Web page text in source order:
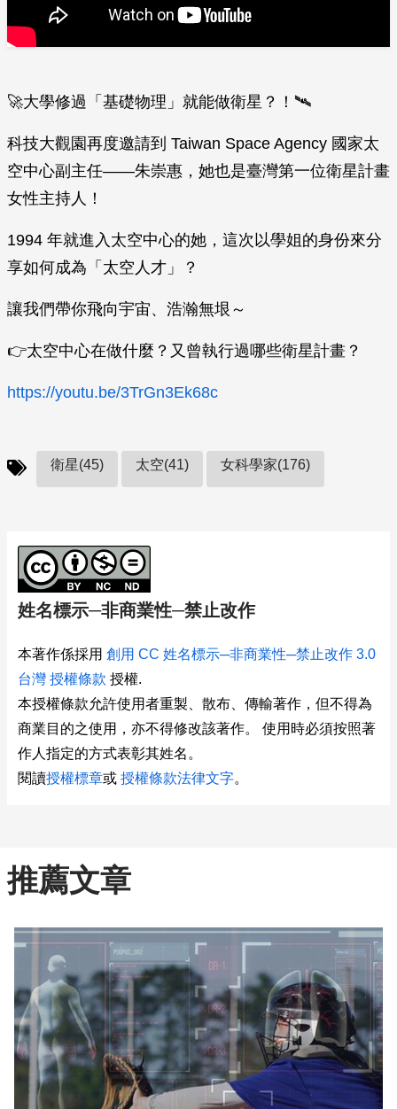
🚀大學修過「基礎物理」就能做衛星？！🛰️
科技大觀園再度邀請到 Taiwan Space Agency 國家太
空中心副主任——朱崇惠，她也是臺灣第一位衛星計畫
女性主持人！
1994 年就進入太空中心的她，這次以學姐的身份來分
享如何成為「太空人才」？
讓我們帶你飛向宇宙、浩瀚無垠～
👉太空中心在做什麼？又曾執行過哪些衛星計畫？
https://youtu.be/3TrGn3Ek68c
衛星(45) 太空(41) 女科學家(176)
姓名標示─非商業性─禁止改作
本著作係採用 創用 CC 姓名標示─非商業性─禁止改作 3.0
台灣 授權條款 授權.
本授權條款允許使用者重製、散布、傳輸著作，但不得為
商業目的之使用，亦不得修改該著作。 使用時必須按照著
作人指定的方式表彰其姓名。
閱讀授權標章或 授權條款法律文字。
推薦文章